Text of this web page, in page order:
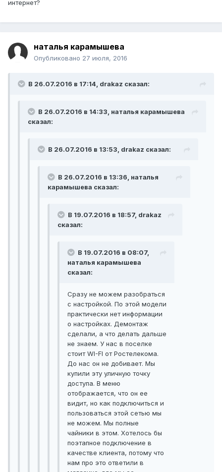
интернет?
наталья карамышева
Опубликовано 27 июля, 2016
В 26.07.2016 в 17:14, drakaz сказал:
В 26.07.2016 в 14:33, наталья карамышева
сказал:
В 26.07.2016 в 13:53, drakaz сказал:
В 26.07.2016 в 13:36, наталья
карамышева сказал:
В 19.07.2016 в 18:57, drakaz
сказал:
В 19.07.2016 в 08:07,
наталья карамышева
сказал:
Сразу не можем разобраться
с настройкой. По этой модели
практически нет информации
о настройках. Демонтаж
сделали, а что делать дальше
не знаем. У нас в поселке
стоит WI-FI от Ростелекома.
До нас он не добивает. Мы
купили эту уличную точку
доступа. В меню
отображается, что он ее
видит, но как подключиться и
пользоваться этой сетью мы
не можем. Мы полные
чайники в этом. Хотелось бы
поэтапное подключение в
качестве клиента, потому что
нам про это ответили в